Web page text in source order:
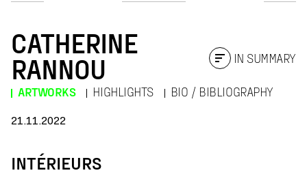
CATHERINE
RANNOU
ARTWORKS HIGHLIGHTS BIO / BIBLIOGRAPHY
IN SUMMARY
21.11.2022
INTÉRIEURS